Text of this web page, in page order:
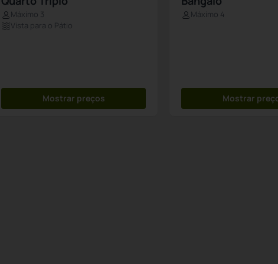
Máximo 3
Vista para o Pátio
Mostrar preços
Máximo 4
Mostrar